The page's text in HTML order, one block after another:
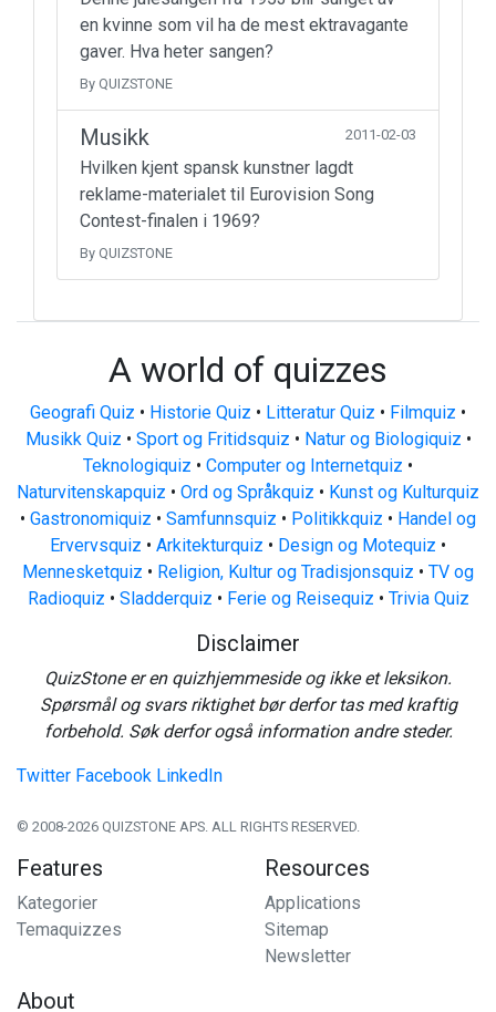
en kvinne som vil ha de mest ektravagante
gaver. Hva heter sangen?
By QUIZSTONE
Musikk 2011-02-03
Hvilken kjent spansk kunstner lagdt
reklame-materialet til Eurovision Song
Contest-finalen i 1969?
By QUIZSTONE
A world of quizzes
Geografi Quiz • Historie Quiz • Litteratur Quiz • Filmquiz •
Musikk Quiz • Sport og Fritidsquiz • Natur og Biologiquiz •
Teknologiquiz • Computer og Internetquiz •
Naturvitenskapquiz • Ord og Språkquiz • Kunst og Kulturquiz
• Gastronomiquiz • Samfunnsquiz • Politikkquiz • Handel og
Ervervsquiz • Arkitekturquiz • Design og Motequiz •
Mennesketquiz • Religion, Kultur og Tradisjonsquiz • TV og
Radioquiz • Sladderquiz • Ferie og Reisequiz • Trivia Quiz
Disclaimer
QuizStone er en quizhjemmeside og ikke et leksikon.
Spørsmål og svars riktighet bør derfor tas med kraftig
forbehold. Søk derfor også information andre steder.
Twitter Facebook LinkedIn
© 2008-2026 QUIZSTONE APS. ALL RIGHTS RESERVED.
Features
Kategorier
Temaquizzes
Resources
Applications
Sitemap
Newsletter
About